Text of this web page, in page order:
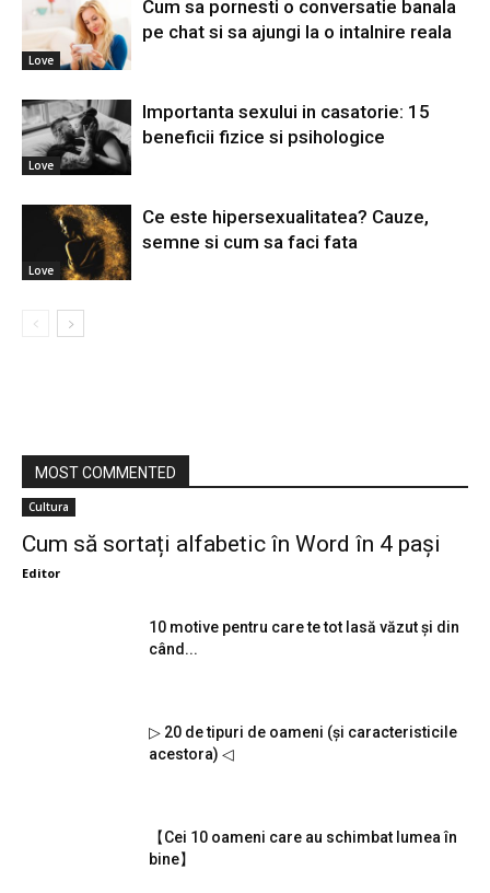
Love
Cum sa pornesti o conversatie banala
pe chat si sa ajungi la o intalnire reala
Love
Importanta sexului in casatorie: 15
beneficii fizice si psihologice
Love
Ce este hipersexualitatea? Cauze,
semne si cum sa faci fata
MOST COMMENTED
Cultura
Cum să sortați alfabetic în Word în 4 pași
Editor
10 motive pentru care te tot lasă văzut și din
când...
▷ 20 de tipuri de oameni (și caracteristicile
acestora) ◁
【Cei 10 oameni care au schimbat lumea în
bine】